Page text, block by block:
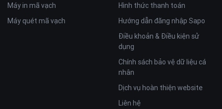
Máy in mã vạch
Máy quét mã vạch
Hình thức thanh toán
Hướng dẫn đăng nhập Sapo
Điều khoản & Điều kiện sử
dụng
Chính sách bảo vệ dữ liệu cá
nhân
Dịch vụ hoàn thiện website
Liên hệ